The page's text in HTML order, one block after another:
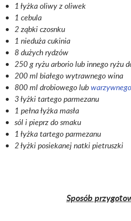
1 łyżka oliwy z oliwek
1 cebula
2 ząbki czosnku
1 nieduża cukinia
8 dużych rydzów
250 g ryżu arborio lub innego ryżu
200 ml białego wytrawnego wina
800 ml drobiowego lub
3 łyżki tartego parmezanu
1 pełna łyżka masła
sól i pieprz do smaku
1 łyżka tartego parmezanu
2 łyżki posiekanej natki pietruszki
Sposób